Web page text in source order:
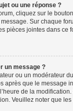
ou une réponse ?
cliquez sur le
Sur chaque
pièces jointes dans ce
un message ?
ou un modérateur
après que le message
de la
Veuillez noter que